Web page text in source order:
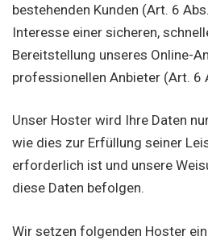
bestehenden Kunden (Art. 6
Interesse einer sicheren,
Bereitstellung unseres Online-
professionellen Anbieter (Art. 6
Unser Hoster wird Ihre Daten
wie dies zur Erfüllung seiner
erforderlich ist und unsere
diese Daten befolgen.
Wir setzen folgenden Hoster